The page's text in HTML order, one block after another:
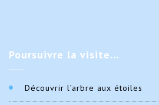
Poursuivre la visite…
Découvrir l’arbre aux étoiles